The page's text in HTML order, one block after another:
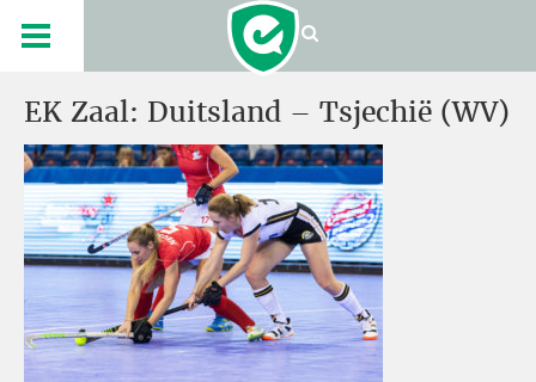
EK Zaal: Duitsland – Tsjechië (WV)